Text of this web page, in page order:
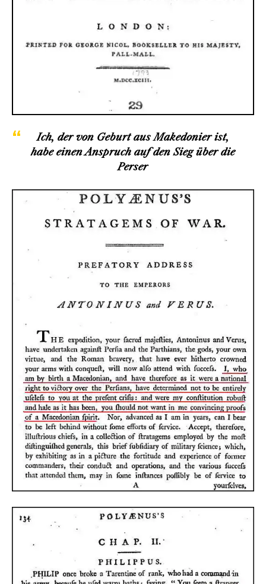
Ich, der von Geburt aus Makedonier ist,
habe einen Anspruch auf den Sieg über die
Perser